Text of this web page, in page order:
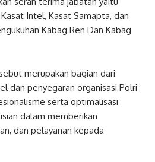
Intel, Kasat Samapta, dan
Kabag Ren Dan Kabag
merupakan bagian dari
dan penyegaran organisasi Polri
serta optimalisasi
dalam memberikan
dan pelayanan kepada